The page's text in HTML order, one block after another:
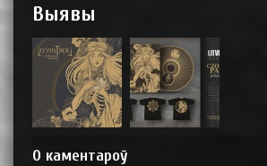
Выявы
0 каментароў